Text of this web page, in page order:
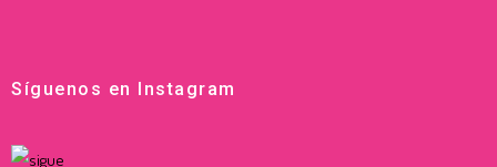
Síguenos en Instagram